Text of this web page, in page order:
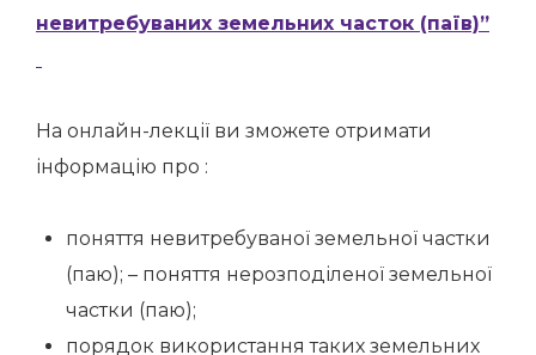
невитребуваних земельних часток (паїв)”
На онлайн-лекції ви зможете отримати
інформацію про :
поняття невитребуваної земельної частки
(паю); – поняття нерозподіленої земельної
частки (паю);
порядок використання таких земельних